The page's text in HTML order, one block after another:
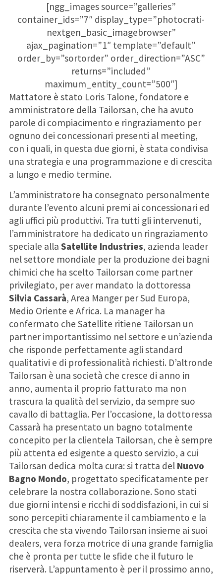
[ngg_images source=”galleries”
container_ids=”7″ display_type=”photocrati-
nextgen_basic_imagebrowser”
ajax_pagination=”1″ template=”default”
order_by=”sortorder” order_direction=”ASC”
returns=”included”
maximum_entity_count=”500″]
Mattatore è stato Loris Talone, fondatore e
amministratore della Tailorsan, che ha avuto
parole di compiacimento e ringraziamento per
ognuno dei concessionari presenti al meeting,
con i quali, in questa due giorni, è stata condivisa
una strategia e una programmazione e di crescita
a lungo e medio termine.
L’amministratore ha consegnato personalmente
durante l’evento alcuni premi ai concessionari ed
agli uffici più produttivi. Tra tutti gli intervenuti,
l’amministratore ha dedicato un ringraziamento
speciale alla Satellite Industries, azienda leader
nel settore mondiale per la produzione dei bagni
chimici che ha scelto Tailorsan come partner
privilegiato, per aver mandato la dottoressa
Silvia Cassarà, Area Manger per Sud Europa,
Medio Oriente e Africa. La manager ha
confermato che Satellite ritiene Tailorsan un
partner importantissimo nel settore e un’azienda
che risponde perfettamente agli standard
qualitativi e di professionalità richiesti. D’altronde
Tailorsan è una società che cresce di anno in
anno, aumenta il proprio fatturato ma non
trascura la qualità del servizio, da sempre suo
cavallo di battaglia. Per l’occasione, la dottoressa
Cassarà ha presentato un bagno totalmente
concepito per la clientela Tailorsan, che è sempre
più attenta ed esigente a questo servizio, a cui
Tailorsan dedica molta cura: si tratta del Nuovo
Bagno Mondo, progettato specificatamente per
celebrare la nostra collaborazione. Sono stati
due giorni intensi e ricchi di soddisfazioni, in cui si
sono percepiti chiaramente il cambiamento e la
crescita che sta vivendo Tailorsan insieme ai suoi
dealers, vera forza motrice di una grande famiglia
che è pronta per tutte le sfide che il futuro le
riserverà. L’appuntamento è per il prossimo anno,